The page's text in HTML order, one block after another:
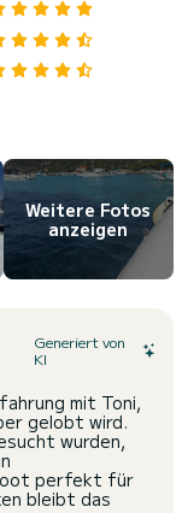
Weitere Fotos
anzeigen
Generiert von
KI
mit Toni,
gelobt wird.
wurden,
perfekt für
bleibt das